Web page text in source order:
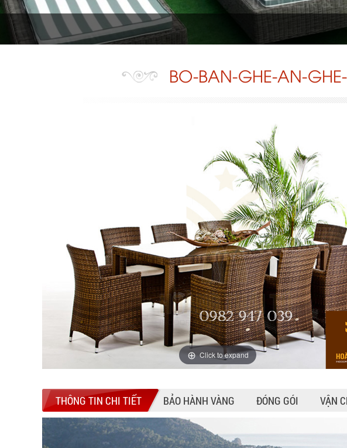
BO-BAN-GHE-AN-
Click to expand
THÔNG TIN CHI TIẾT BẢO HÀNH VÀNG ĐÓNG GÓI VẬN